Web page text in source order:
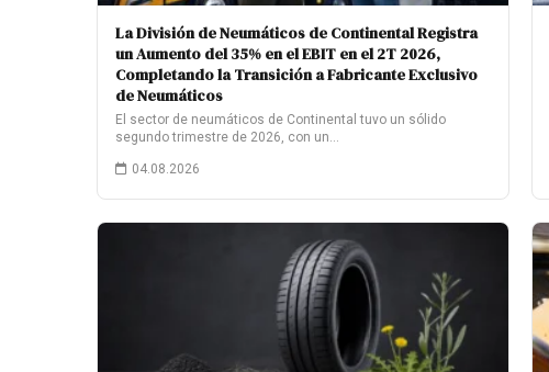
La División de Neumáticos de Continental Registra
un Aumento del 35% en el EBIT en el 2T 2026,
Completando la Transición a Fabricante Exclusivo
de Neumáticos
El sector de neumáticos de Continental tuvo un sólido
segundo trimestre de 2026, con un…
04.08.2026